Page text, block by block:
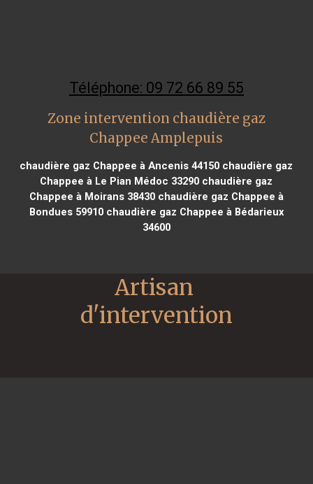
Téléphone: 09 72 66 89 55
Zone intervention chaudière gaz
Chappee Amplepuis
chaudière gaz Chappee à Ancenis 44150 chaudière gaz
Chappee à Le Pian Médoc 33290 chaudière gaz
Chappee à Moirans 38430chaudière gaz Chappee à
Bondues 59910chaudière gaz Chappee à Bédarieux
34600
Artisan
d'intervention